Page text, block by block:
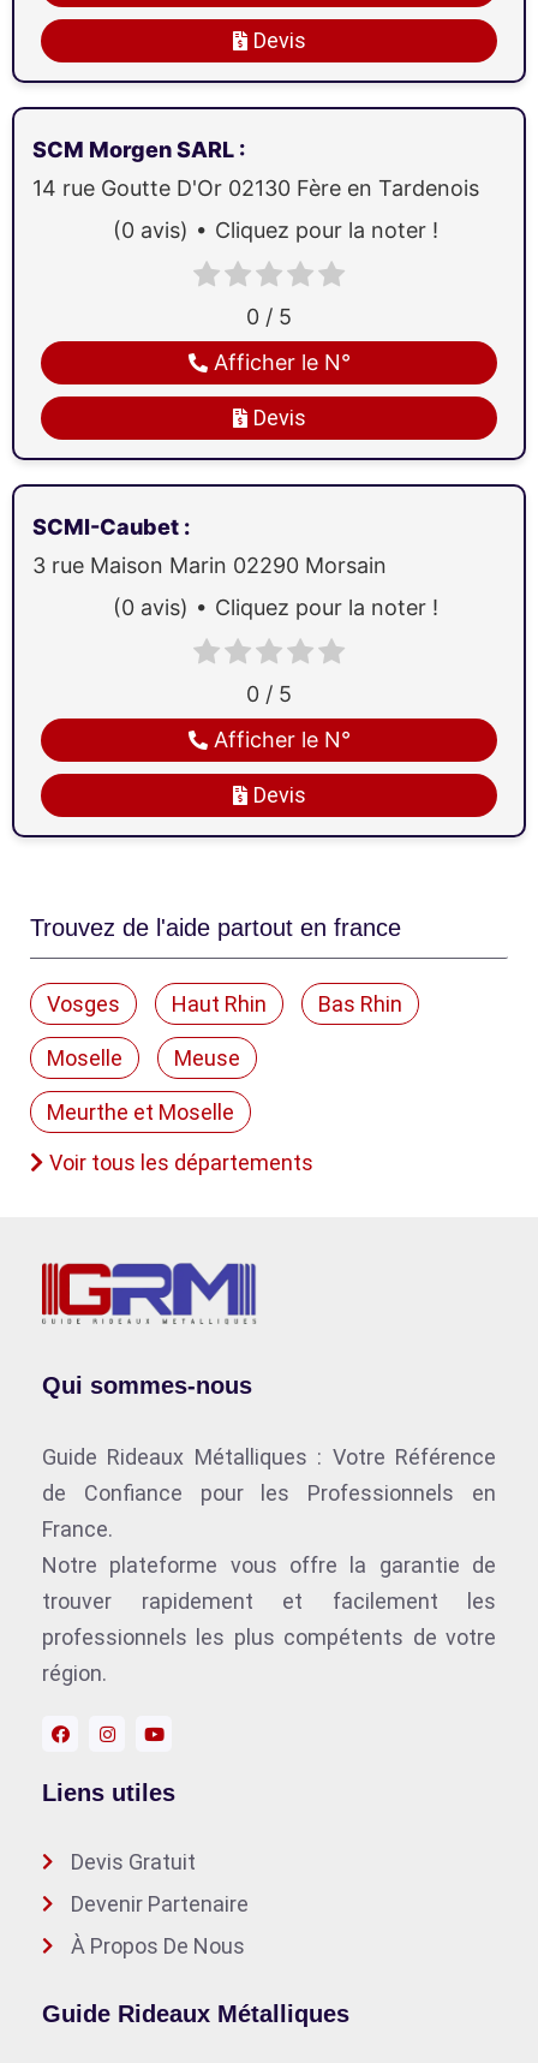
Devis
SCM Morgen SARL :
14 rue Goutte D'Or 02130 Fère en Tardenois
Devis
Afficher le N°
0 / 5
(0 avis) Cliquez pour la noter !
SCMI-Caubet :
3 rue Maison Marin 02290 Morsain
Devis
Afficher le N°
0 / 5
(0 avis) Cliquez pour la noter !
Trouvez de l'aide partout en france
Vosges Haut Rhin Bas Rhin
Moselle Meuse
Meurthe et Moselle
Voir tous les départements
Qui sommes-nous
Guide Rideaux Métalliques : Votre Référence
de Confiance pour les Professionnels en
France.
Notre plateforme vous offre la garantie de
trouver rapidement et facilement les
professionnels les plus compétents de votre
région.
Liens utiles
Devis Gratuit
Devenir Partenaire
À Propos De Nous
Guide Rideaux Métalliques